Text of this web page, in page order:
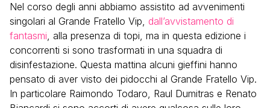
Nel corso degli anni abbiamo assistito ad avvenimenti
singolari al Grande Fratello Vip, dall’avvistamento di
fantasmi, alla presenza di topi, ma in questa edizione i
concorrenti si sono trasformati in una squadra di
disinfestazione. Questa mattina alcuni gieffini hanno
pensato di aver visto dei pidocchi al Grande Fratello Vip.
In particolare Raimondo Todaro, Raul Dumitras e Renato